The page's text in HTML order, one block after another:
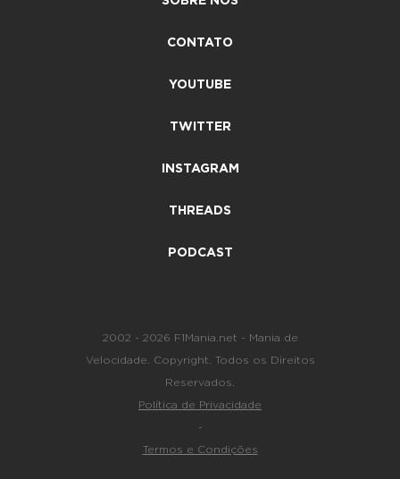
CONTATO
YOUTUBE
TWITTER
INSTAGRAM
THREADS
PODCAST
2002 - 2026 F1Mania.net - Mania de
Velocidade. Copyright. Todos os Direitos
Reservados.
Política de Privacidade
-
Termos e Condições